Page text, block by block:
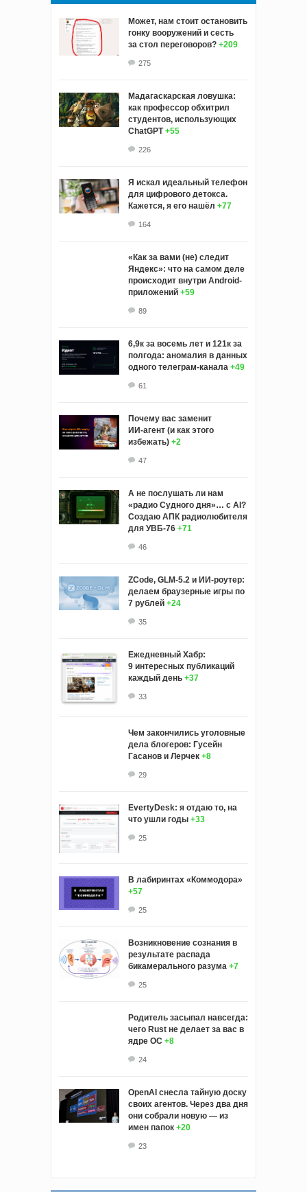
Может, нам стоит остановить
гонку вооружений и сесть
за стол переговоров? +209
275
Мадагаскарская ловушка:
как профессор обхитрил
студентов, использующих
ChatGPT +55
226
Я искал идеальный телефон
для цифрового детокса.
Кажется, я его нашёл +77
164
«Как за вами (не) следит
Яндекс»: что на самом деле
происходит внутри Android-
приложений +59
89
6,9к за восемь лет и 121к за
полгода: аномалия в данных
одного телеграм-канала +49
61
Почему вас заменит
ИИ‑агент (и как этого
избежать) +2
47
А не послушать ли нам
«радио Судного дня»… с AI?
Создаю АПК радиолюбителя
для УВБ-76 +71
46
ZCode, GLM-5.2 и ИИ-роутер:
делаем браузерные игры по
7 рублей +24
35
Ежедневный Хабр:
9 интересных публикаций
каждый день +37
33
Чем закончились уголовные
дела блогеров: Гусейн
Гасанов и Лерчек +8
29
EvertyDesk: я отдаю то, на
что ушли годы +33
25
В лабиринтах «Коммодора»
+57
25
Возникновение сознания в
результате распада
бикамерального разума +7
25
Родитель засыпал навсегда:
чего Rust не делает за вас в
ядре ОС +8
24
OpenAI снесла тайную доску
своих агентов. Через два дня
они собрали новую — из
имен папок +20
23